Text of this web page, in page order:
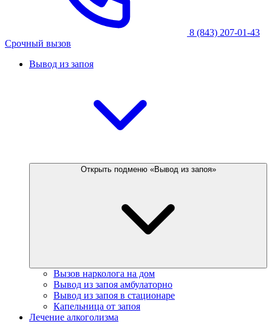
8 (843) 207-01-43
Срочный вызов
Вывод из запоя
Открыть подменю «Вывод из запоя»
Вызов нарколога на дом
Вывод из запоя амбулаторно
Вывод из запоя в стационаре
Капельница от запоя
Лечение алкоголизма